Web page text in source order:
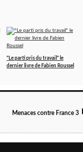
"Le parti pris du travail" le
dernier livre de Fabien Roussel
Menaces contre France 3